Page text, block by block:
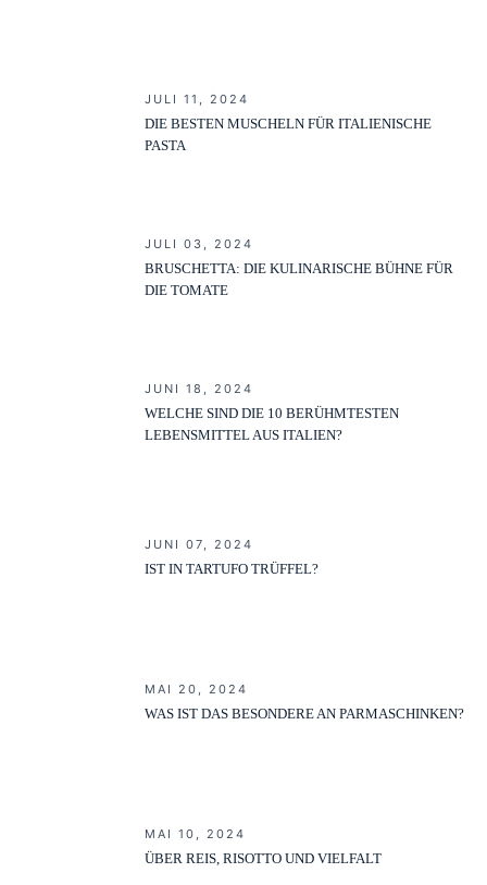
JULI 11, 2024
DIE BESTEN MUSCHELN FÜR ITALIENISCHE
PASTA
JULI 03, 2024
BRUSCHETTA: DIE KULINARISCHE BÜHNE FÜR
DIE TOMATE
JUNI 18, 2024
WELCHE SIND DIE 10 BERÜHMTESTEN
LEBENSMITTEL AUS ITALIEN?
JUNI 07, 2024
IST IN TARTUFO TRÜFFEL?
MAI 20, 2024
WAS IST DAS BESONDERE AN PARMASCHINKEN?
MAI 10, 2024
ÜBER REIS, RISOTTO UND VIELFALT